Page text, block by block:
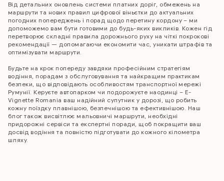
Від детальних оновлень системи платних доріг, обмежень на
маршрути та нових правил цифрової віньєтки до актуальних
погодних попереджень i порад щодо перетину кордону – ми
допоможемо вам бути готовими до будь-яких викликів. Кожен гід
перетворює складні правила дорожнього руху на чіткі покрокові
рекомендації — допомагаючи економити час, уникати штрафів та
оптимізувати маршрути.
Будьте на крок попереду завдяки професійним стратегіям
водіння, порадам з обслуговування та найкращим практикам
безпеки, що відповідають особливостям транспортної мережі
Румунії. Керуєте автопарком чи подорожуєте наодинці – E-
Vignette Romania ваш надійний супутник у дорозі, що робить
кожну поїздку плавнішою, безпечнішою та ефективнішою. Наш
блог також висвітлює мальовничі маршрути, необхідні
придорожні сервіси та експертні поради, щоб покращити ваш
досвід водіння та повністю підготувати до кожного кілометра
шляху.